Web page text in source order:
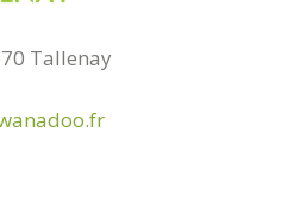
Tallenay